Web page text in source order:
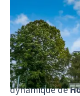
vibrante
Hokkaido
Nichée au nord
dynamique de